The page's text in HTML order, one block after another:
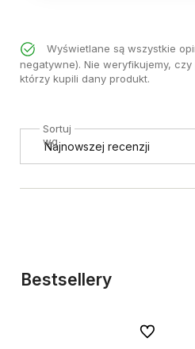
Wyświetlane są wszystkie
negatywne). Nie weryfikujemy,
którzy kupili dany produkt.
Sortuj
wg
Bestsellery
Do